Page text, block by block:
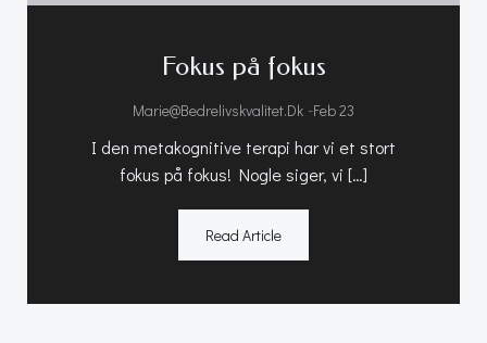
Fokus på fokus
Marie@bedrelivskvalitet.dk -Feb 23
I den metakognitive terapi har vi et stort
fokus på fokus! Nogle siger, vi […]
Read Article